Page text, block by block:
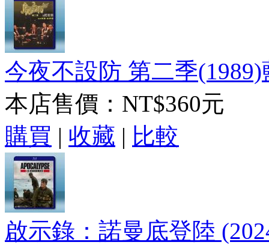
今夜不設防 第二季(1989)
本店售價： NT$360元
購買 | 收藏 | 比較
啟示錄：諾曼底登陸